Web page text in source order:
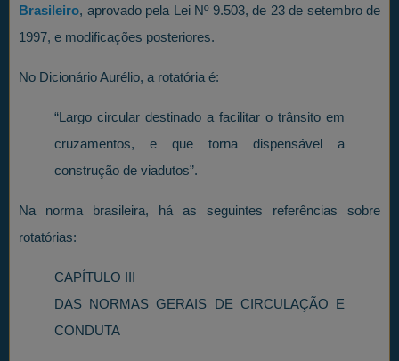
Brasileiro, aprovado pela Lei Nº 9.503, de 23 de setembro de
1997, e modificações posteriores.
No Dicionário Aurélio, a rotatória é:
“Largo circular destinado a facilitar o trânsito em
cruzamentos, e que torna dispensável a
construção de viadutos”.
Na norma brasileira, há as seguintes referências sobre
rotatórias:
CAPÍTULO III
DAS NORMAS GERAIS DE CIRCULAÇÃO E
CONDUTA